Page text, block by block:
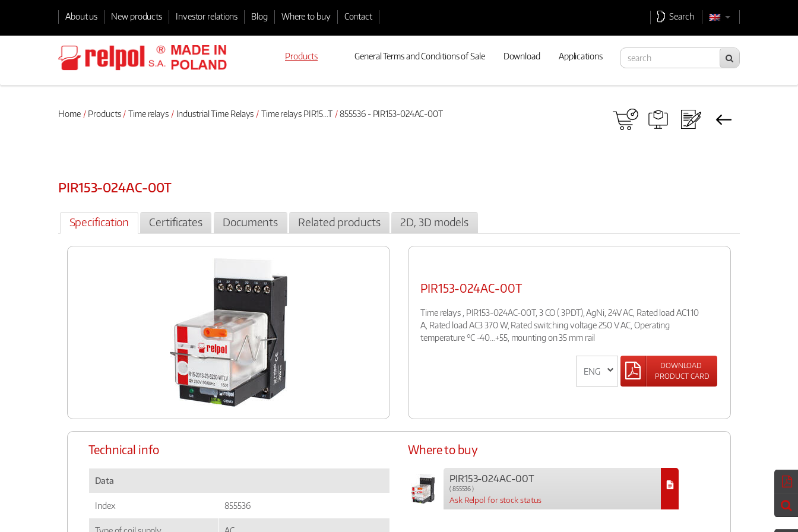
About us New products Investor relations Blog Where to buy Contact Search
Products General Terms and Conditions of Sale Download Applications
Home Products Time relays Industrial Time Relays Time relays PIR15...T 855536 - PIR153-024AC-00T
PIR153-024AC-00T
Specification Certificates Documents Related products 2D, 3D models
PIR153-024AC-00T
Time relays , PIR153-024AC-00T, 3 CO ( 3PDT), AgNi, 24V AC, Rated load AC1 10
A, Rated load AC3 370 W, Rated switching voltage 250 V AC, Operating
temperature °C -40…+55, mounting on 35 mm rail
DOWNLOAD
PRODUCT CARD
Technical info
Data
Index 855536
Where to buy
PIR153-024AC-00T
( 855536 )
Ask Relpol for stock status